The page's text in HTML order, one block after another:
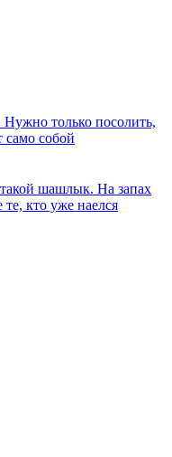
только посолить,
само собой
шашлык. На запах
кто уже наелся